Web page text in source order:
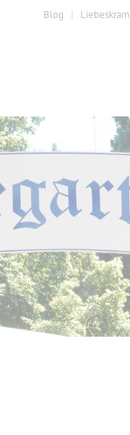
Blog Liebeskram